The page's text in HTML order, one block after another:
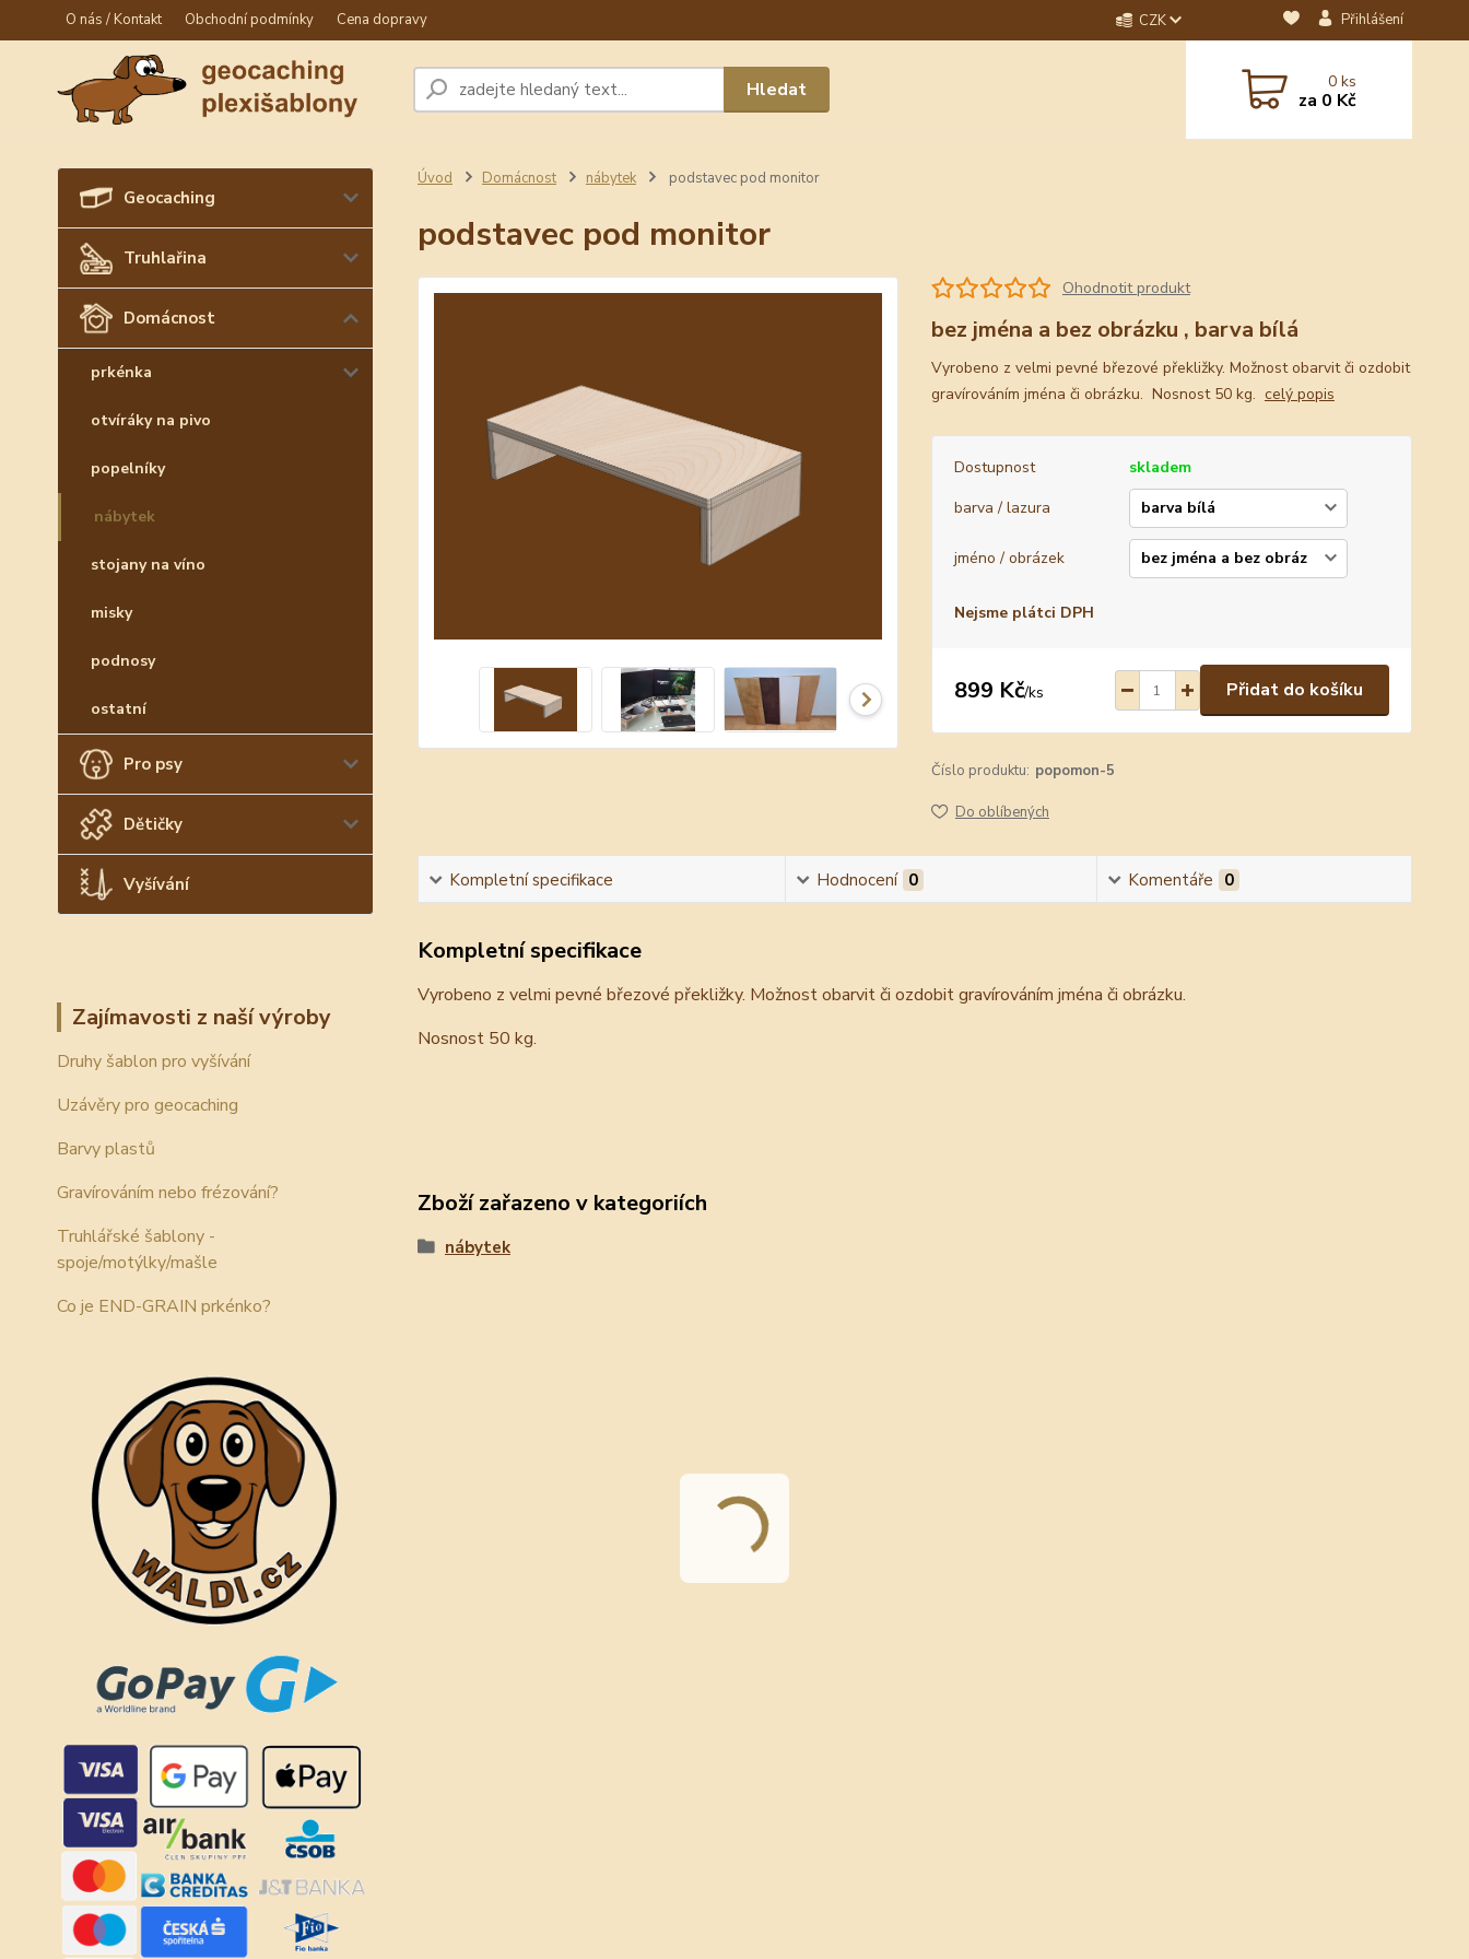
O nás / Kontakt Obchodní podmínky Cena dopravy CZK Přihlášení
Hledat 0ks
za 0 Kč
Geocaching
Truhlařina
Domácnost
prkénka
otvíráky na pivo
popelníky
nábytek
stojany na víno
misky
podnosy
ostatní
Pro psy
Dětičky
Vyšívání
Zajímavosti z naší výroby
Druhy šablon pro vyšívání
Uzávěry pro geocaching
Barvy plastů
Gravírováním nebo frézování?
Truhlářské šablony -
spoje/motýlky/mašle
Co je END-GRAIN prkénko?
Úvod Domácnost nábytek podstavec pod monitor
podstavec pod monitor
Ohodnotit produkt
bez jména a bez obrázku , barva bílá
Vyrobeno z velmi pevné březové překližky. Možnost obarvit či ozdobit
gravírováním jména či obrázku. Nosnost 50 kg. celý popis
Dostupnost
skladem
barva / lazura
jméno / obrázek
Nejsme plátci DPH
899 Kč/ks Přidat do košíku
Číslo produktu: popomon-5
Do oblíbených
Kompletní specifikace Hodnocení 0 Komentáře 0
Kompletní specifikace
Vyrobeno z velmi pevné březové překližky. Možnost obarvit či ozdobit gravírováním jména či obrázku.
Nosnost 50 kg.
Zboží zařazeno v kategoriích
nábytek